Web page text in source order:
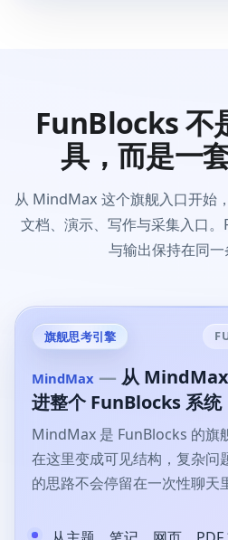
FunBlocks 不
具，而是一
从 MindMax 这个旗舰入口开始
文档、演示、写作与采集入口
与输出保持在同一
旗舰思考引擎
MindMax — 从
进整个 FunBlocks 系统
MindMax 是 FunBlocks 的旗
在这里变成可见结构，复杂问
的思路不会停留在一次性聊天